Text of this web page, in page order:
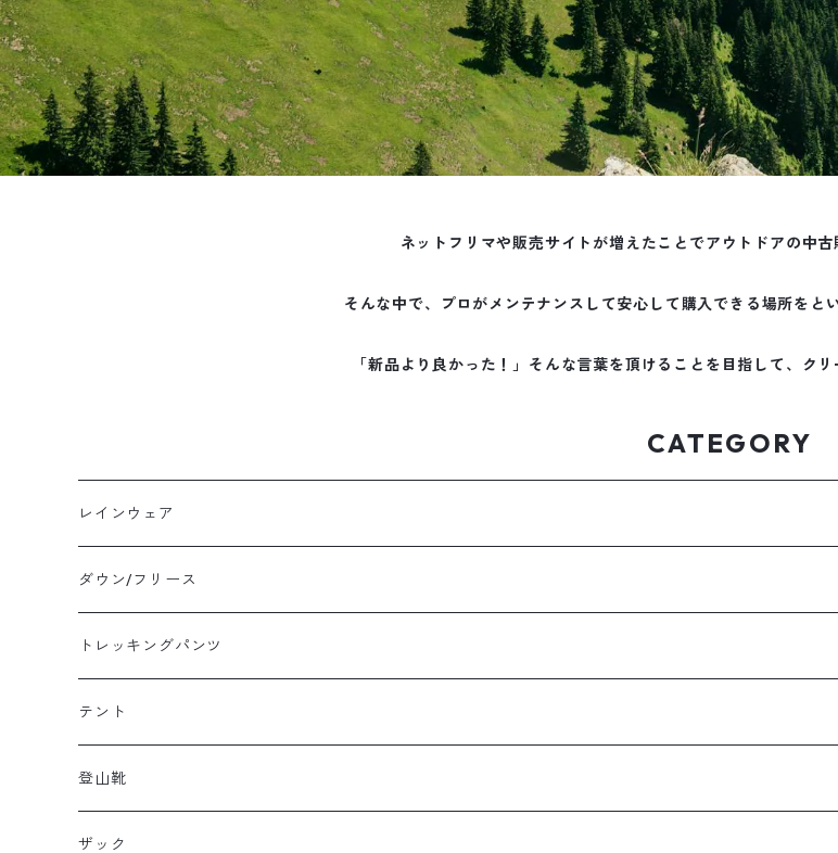
ネットフリマや販売サイトが増えたことでアウトドアの中古
そんな中で、プロがメンテナンスして安心して購入できる場所をと
「新品より良かった！」そんな言葉を頂けることを目指して、ク
CATEGORY
レインウェア
メンズレインウェア
レディースレインウェア
キッズレインウェア
ダウン/フリース
メンズ ダウン/フリース
レディース ダウン/フリース
キッズ ダウン/フリース
トレッキングパンツ
メンズトレッキングパンツ
レディーストレッキングパンツ
テント
キャンプテント
タープ
登山靴
メンズ登山靴
ザック